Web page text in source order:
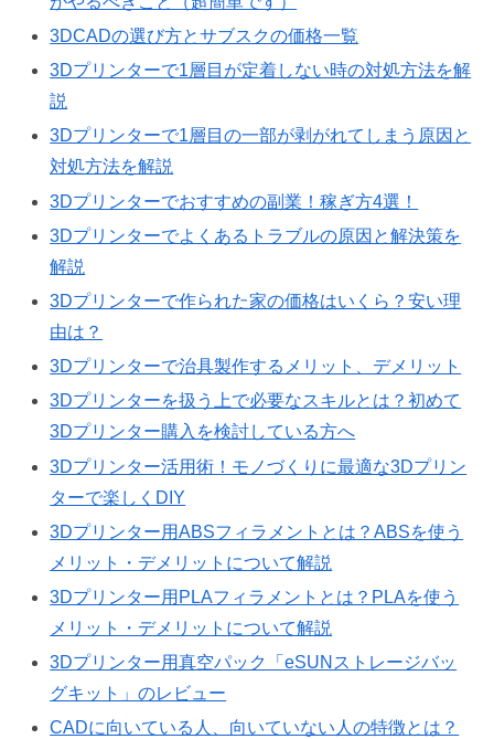
3DCADの選び方とサブスクの価格一覧
3Dプリンターで1層目が定着しない時の対処方法を解
説
3Dプリンターで1層目の一部が剥がれてしまう原因と
対処方法を解説
3Dプリンターでおすすめの副業！稼ぎ方4選！
3Dプリンターでよくあるトラブルの原因と解決策を
解説
3Dプリンターで作られた家の価格はいくら？安い理
由は？
3Dプリンターで治具製作するメリット、デメリット
3Dプリンターを扱う上で必要なスキルとは？初めて
3Dプリンター購入を検討している方へ
3Dプリンター活用術！モノづくりに最適な3Dプリン
ターで楽しくDIY
3Dプリンター用ABSフィラメントとは？ABSを使う
メリット・デメリットについて解説
3Dプリンター用PLAフィラメントとは？PLAを使う
メリット・デメリットについて解説
3Dプリンター用真空パック「eSUNストレージバッ
グキット」のレビュー
CADに向いている人、向いていない人の特徴とは？